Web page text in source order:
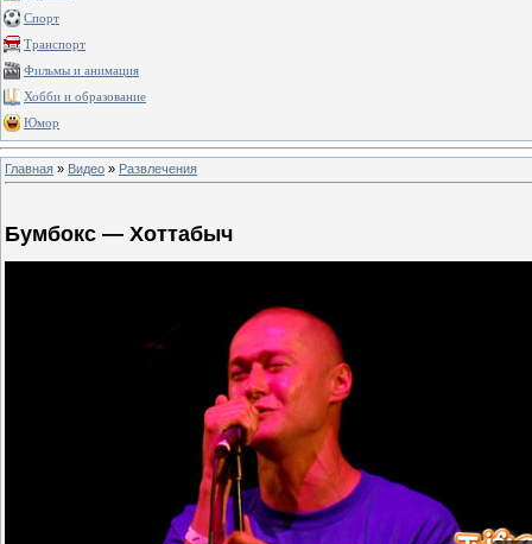
Спорт
Транспорт
Фильмы и анимация
Хобби и образование
Юмор
Главная » Видео » Развлечения
Бумбокс — Хоттабыч